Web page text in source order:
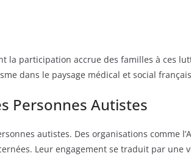
la participation accrue des familles à ces
dans le paysage médical et social
Personnes Autistes
autistes. Des organisations comme
Leur engagement se traduit par une